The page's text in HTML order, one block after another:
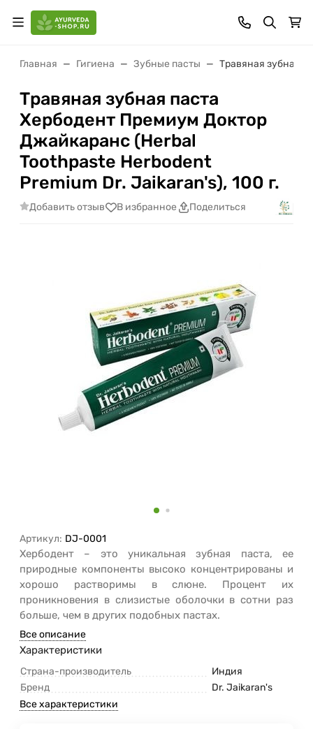
Главная Гигиена Зубные пасты Травяная зубная
Травяная зубная паста
Хербодент Премиум Доктор
Джайкаранс (Herbal
Toothpaste Herbodent
Premium Dr. Jaikaran's), 100 г.
Добавить отзыв В избранное Поделиться
Артикул: DJ-0001
Хербодент – это уникальная зубная паста, ее
природные компоненты высоко концентрированы и
хорошо растворимы в слюне. Процент их
проникновения в слизистые оболочки в сотни раз
больше, чем в других подобных пастах.
Все описание
Характеристики
Страна-производитель
Индия
Бренд
Dr. Jaikaran's
Все характеристики